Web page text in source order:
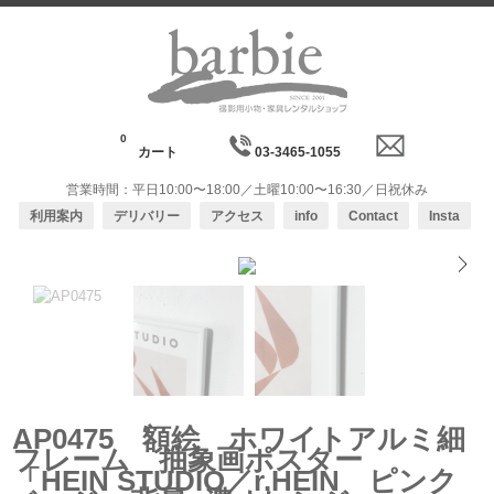
カート
0
03-3465-1055
営業時間：平日10:00〜18:00／土曜10:00〜16:30／日祝休み
利用案内
デリバリー アクセス info Contact Insta
AP0475 額絵 ホワイトアルミ細
フレーム 抽象画ポスター
「HEIN STUDIO／r.HEIN ピンク